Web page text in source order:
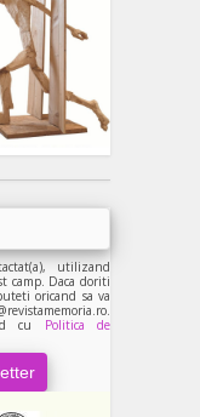
utilizand
camp. Daca doriti
oricand sa va
cu Politica de